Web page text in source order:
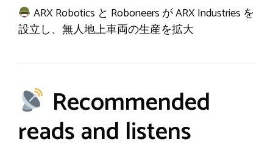
ARX Robotics と Roboneers が ARX Industries を
設立し、無人地上車両の生産を拡大
Recommended
reads and listens